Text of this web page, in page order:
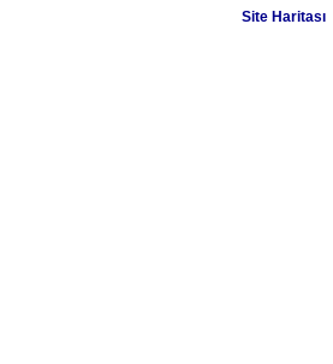
Site Haritası